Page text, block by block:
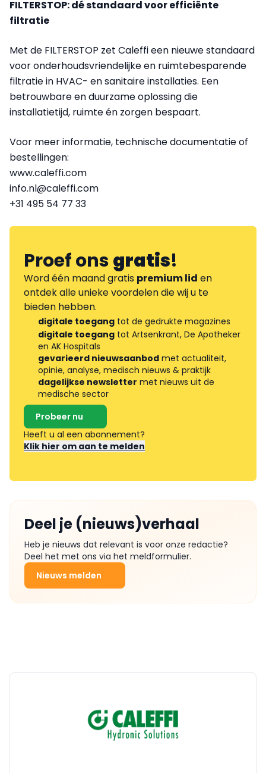
FILTERSTOP: dé standaard voor efficiënte
filtratie
Met de FILTERSTOP zet Caleffi een nieuwe standaard
voor onderhoudsvriendelijke en ruimtebesparende
filtratie in HVAC- en sanitaire installaties. Een
betrouwbare en duurzame oplossing die
installatietijd, ruimte én zorgen bespaart.
Voor meer informatie, technische documentatie of
bestellingen:
www.caleffi.com
info.nl@caleffi.com
+31 495 54 77 33
Proef onsgratis!
Word één maand gratis premium lid en
ontdek alle unieke voordelen die wij u te
bieden hebben.
digitale toegang tot de gedrukte magazines
digitale toegang tot Artsenkrant, De Apotheker
en AK Hospitals
gevarieerd nieuwsaanbod met actualiteit,
opinie, analyse, medisch nieuws & praktijk
dagelijkse newsletter met nieuws uit de
medische sector
Probeer nu
Heeft u al een abonnement?
Klik hier om aan te melden
Deel je (nieuws)verhaal
Heb je nieuws dat relevant is voor onze redactie?
Deel het met ons via het meldformulier.
Nieuws melden